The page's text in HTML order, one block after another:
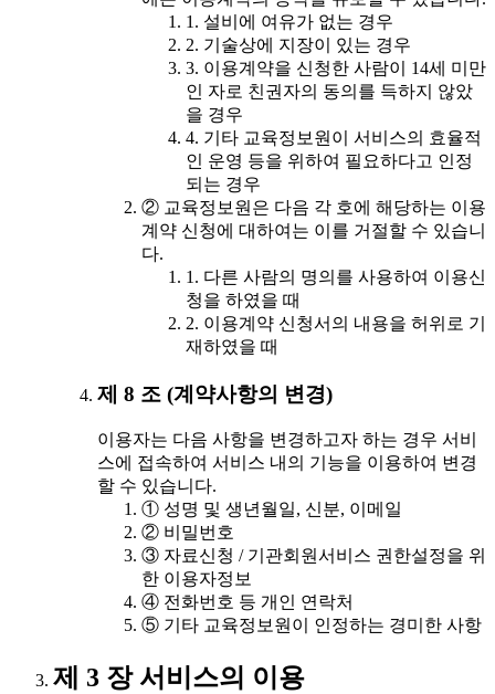
1. 설비에 여유가 없는 경우
2. 기술상에 지장이 있는 경우
3. 이용계약을 신청한 사람이 14세 미만
인 자로 친권자의 동의를 득하지 않았
을 경우
4. 기타 교육정보원이 서비스의 효율적
인 운영 등을 위하여 필요하다고 인정
되는 경우
② 교육정보원은 다음 각 호에 해당하는 이용
계약 신청에 대하여는 이를 거절할 수 있습니
다.
1. 다른 사람의 명의를 사용하여 이용신
청을 하였을 때
2. 이용계약 신청서의 내용을 허위로 기
재하였을 때
제 8 조 (계약사항의 변경)
이용자는 다음 사항을 변경하고자 하는 경우 서비
스에 접속하여 서비스 내의 기능을 이용하여 변경
할 수 있습니다.
① 성명 및 생년월일, 신분, 이메일
② 비밀번호
③ 자료신청 / 기관회원서비스 권한설정을 위
한 이용자정보
④ 전화번호 등 개인 연락처
⑤ 기타 교육정보원이 인정하는 경미한 사항
제 3 장 서비스의 이용